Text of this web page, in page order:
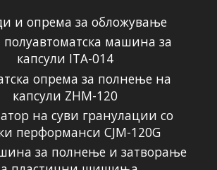
и опрема за обложување
полуавтоматска машина за
капсули ITA-014
опрема за полнење на
капсули ZHM-120
на суви гранулации со
перформанси CJM-120G
за полнење и затворање